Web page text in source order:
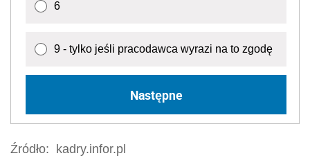
6
9 - tylko jeśli pracodawca wyrazi na to zgodę
Następne
Źródło: kadry.infor.pl